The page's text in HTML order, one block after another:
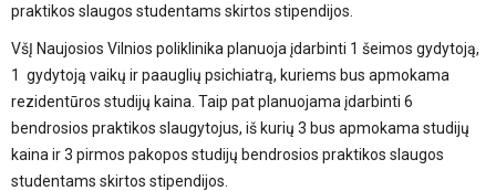
praktikos slaugos studentams skirtos stipendijos.
VšĮ Naujosios Vilnios poliklinika planuoja įdarbinti 1 šeimos gydytoją,
1 gydytoją vaikų ir paauglių psichiatrą, kuriems bus apmokama
rezidentūros studijų kaina. Taip pat planuojama įdarbinti 6
bendrosios praktikos slaugytojus, iš kurių 3 bus apmokama studijų
kaina ir 3 pirmos pakopos studijų bendrosios praktikos slaugos
studentams skirtos stipendijos.